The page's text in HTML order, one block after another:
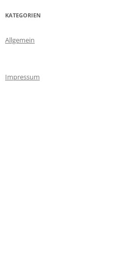
KATEGORIEN
Allgemein
Impressum